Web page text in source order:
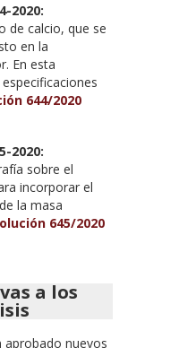
2020:
de calcio, que se
en la
En esta
644/2020
2020:
sobre el
incorporar el
la masa
645/2020
a los
aprobado nuevos